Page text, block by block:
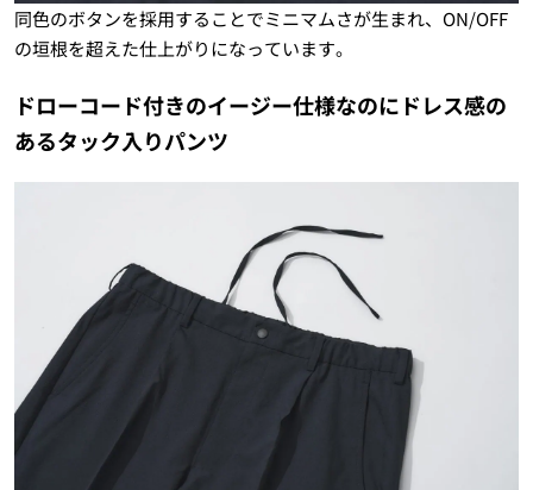
同色のボタンを採用することでミニマムさが生まれ、ON/OFF
の垣根を超えた仕上がりになっています。
ドローコード付きのイージー仕様なのにドレス感の
あるタック入りパンツ